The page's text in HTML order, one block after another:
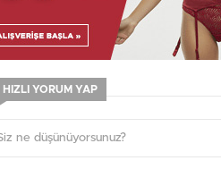
HIZLI YORUM YAP